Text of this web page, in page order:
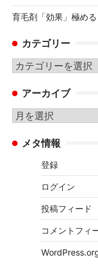
育毛剤「効果」極める
カテゴリー
カ
ゴ
リ
ー
アーカイブ
ア
カ メタ情報
登録
ログイン
投稿フィード
コメントフィ